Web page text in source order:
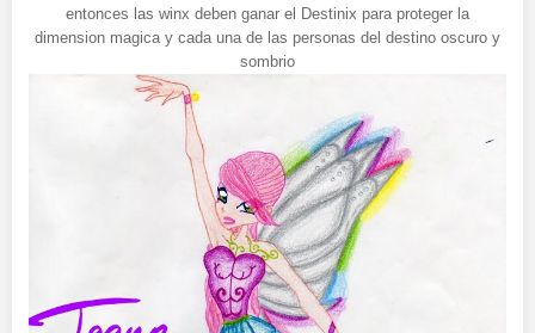
entonces las winx deben ganar el Destinix para proteger la
dimension magica y cada una de las personas del destino oscuro y
sombrio